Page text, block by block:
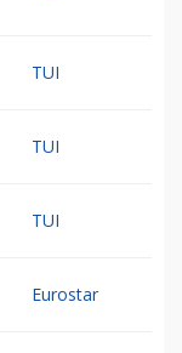
TUI
TUI
TUI
Eurostar